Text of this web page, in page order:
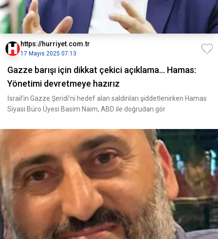
https://hurriyet.com.tr
17 Mayıs 2025 07:13
Gazze barışı için dikkat çekici açıklama... Hamas:
Yönetimi devretmeye hazırız
İsrail’in Gazze Şeridi’ni hedef alan saldırıları şiddetlenirken Hamas
Siyasi Büro Üyesi Basim Naim, ABD ile doğrudan gör